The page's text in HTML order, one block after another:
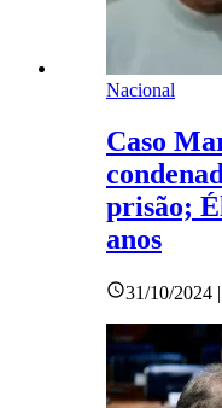
Nacional
Caso
prisão;
anos
31/10/2024